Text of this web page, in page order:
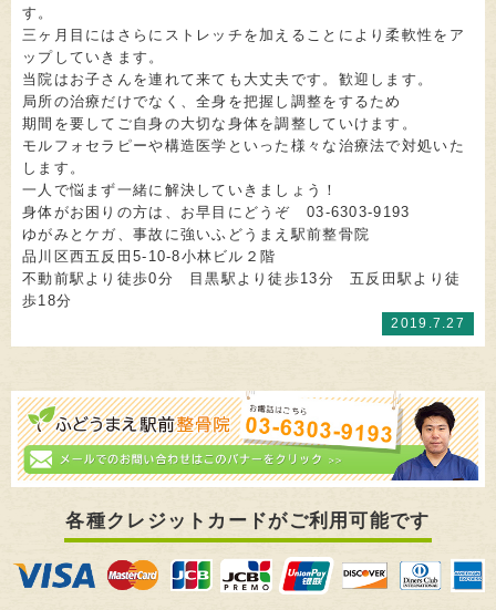
す。
三ヶ月目にはさらにストレッチを加えることにより柔軟性をア
ップしていきます。
当院はお子さんを連れて来ても大丈夫です。歓迎します。
局所の治療だけでなく、全身を把握し調整をするため
期間を要してご自身の大切な身体を調整していけます。
モルフォセラピーや構造医学といった様々な治療法で対処いた
します。
一人で悩まず一緒に解決していきましょう！
身体がお困りの方は、お早目にどうぞ 03-6303-9193
ゆがみとケガ、事故に強いふどうまえ駅前整骨院
品川区西五反田5-10-8小林ビル２階
不動前駅より徒歩0分 目黒駅より徒歩13分 五反田駅より徒
歩18分
2019.7.27
各種クレジットカードがご利用可能です